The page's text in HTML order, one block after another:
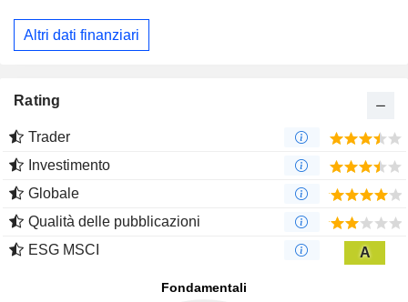
Altri dati finanziari
Rating
Trader
Investimento
Globale
Qualità delle pubblicazioni
ESG MSCI
A